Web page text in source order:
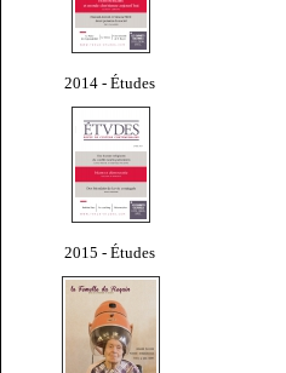
2014 - Études
2015 - Études